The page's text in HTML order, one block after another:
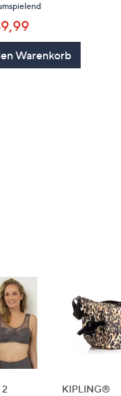
Warenkorb
2
KIPLING®